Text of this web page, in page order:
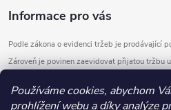
Používáme cookies, abychom
prohlížení webu a díky analýze
Informace pro vás
Podle zákona o evidenci tržeb je prodávající
Zároveň je povinen zaevidovat přijatou tržbu